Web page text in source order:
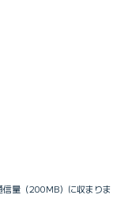
信量（200MB）に収まりま